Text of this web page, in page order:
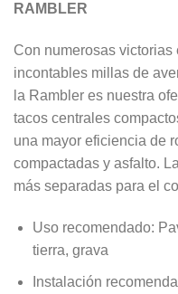
RAMBLER
Con numerosas victorias
incontables millas de
la Rambler es nuestra
tacos centrales
una mayor eficiencia de
compactadas y asfalto.
más separadas para el
Uso recomendado:
tierra, grava
Instalación